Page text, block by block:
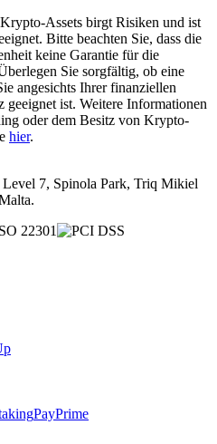
Assets birgt Risiken und ist
Bitte beachten Sie, dass die
keine Garantie für die
Sie sorgfältig, ob eine
angesichts Ihrer finanziellen
ist. Weitere Informationen
oder dem Besitz von Krypto-
hier.
Level 7, Spinola Park, Triq Mikiel
PayPrime